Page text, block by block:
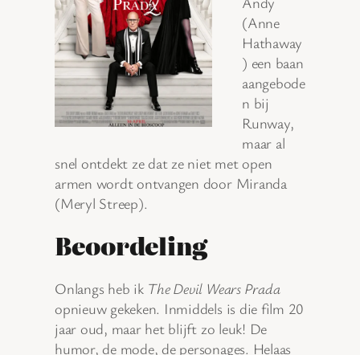
(Anne
Hathaway
) een baan
aangebode
n bij
Runway,
maar al
snel ontdekt ze dat ze niet met open
armen wordt ontvangen door Miranda
(Meryl Streep).
Beoordeling
Onlangs heb ik The Devil Wears Prada
opnieuw gekeken. Inmiddels is die film 20
jaar oud, maar het blijft zo leuk! De
humor, de mode, de personages. Helaas